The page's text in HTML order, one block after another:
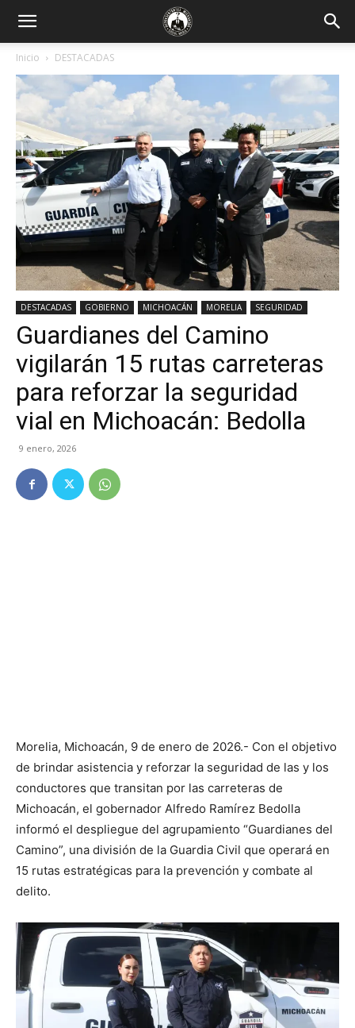
Inicio DESTACADAS
DESTACADAS GOBIERNO MICHOACÁN MORELIA SEGURIDAD
Guardianes del Camino
vigilarán 15 rutas carreteras
para reforzar la seguridad
vial en Michoacán: Bedolla
9 enero, 2026
Morelia, Michoacán, 9 de enero de 2026.- Con el objetivo
de brindar asistencia y reforzar la seguridad de las y los
conductores que transitan por las carreteras de
Michoacán, el gobernador Alfredo Ramírez Bedolla
informó el despliegue del agrupamiento “Guardianes del
Camino”, una división de la Guardia Civil que operará en
15 rutas estratégicas para la prevención y combate al
delito.